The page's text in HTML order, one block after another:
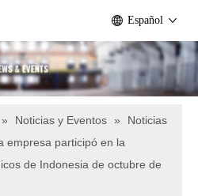
Español
» Noticias y Eventos »
Noticias
empresa participó en la
de Indonesia de octubre de